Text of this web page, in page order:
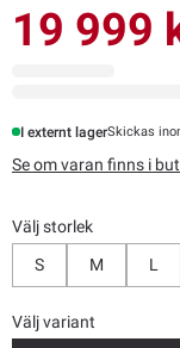
19 999
I externt lagerSkickas
Se om varan finns i
Välj storlek
S
M L
Välj variant